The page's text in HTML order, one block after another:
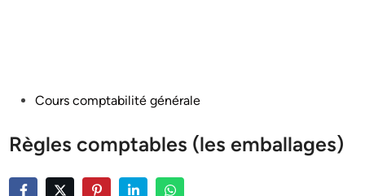
PostedCours comptabilité générale
Règles comptables (les emballages)